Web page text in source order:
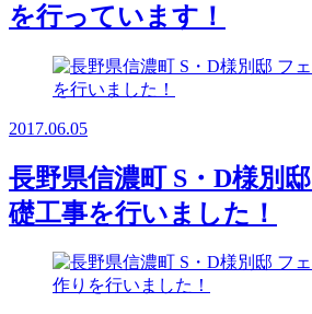
を行っています！
2017.06.05
長野県信濃町 S・D様別
礎工事を行いました！